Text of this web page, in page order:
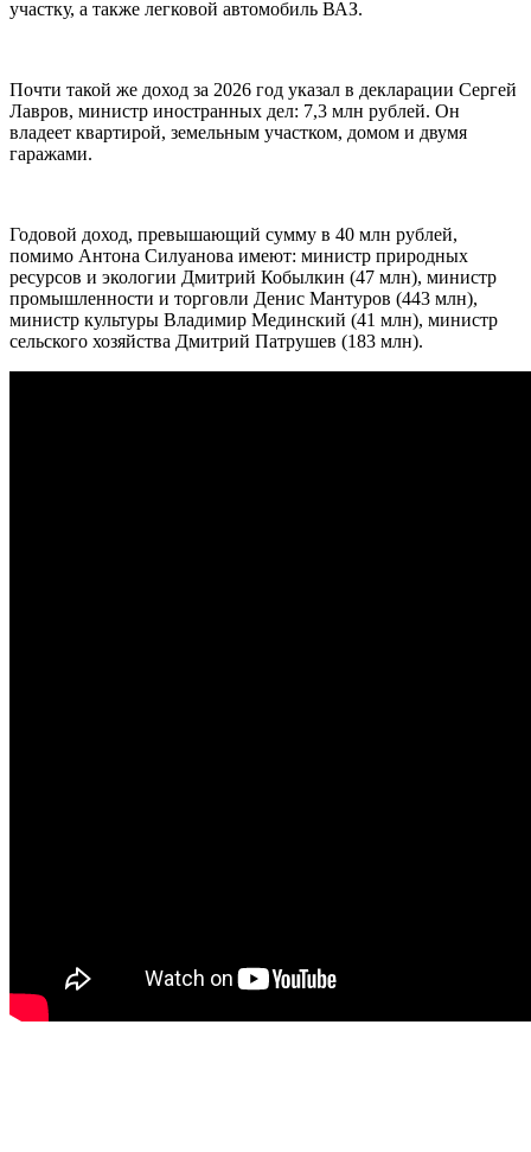
участку, а также легковой автомобиль ВАЗ.
Почти такой же доход за 2026 год указал в декларации Сергей
Лавров, министр иностранных дел: 7,3 млн рублей. Он
владеет квартирой, земельным участком, домом и двумя
гаражами.
Годовой доход, превышающий сумму в 40 млн рублей,
помимо Антона Силуанова имеют: министр природных
ресурсов и экологии Дмитрий Кобылкин (47 млн), министр
промышленности и торговли Денис Мантуров (443 млн),
министр культуры Владимир Мединский (41 млн), министр
сельского хозяйства Дмитрий Патрушев (183 млн).